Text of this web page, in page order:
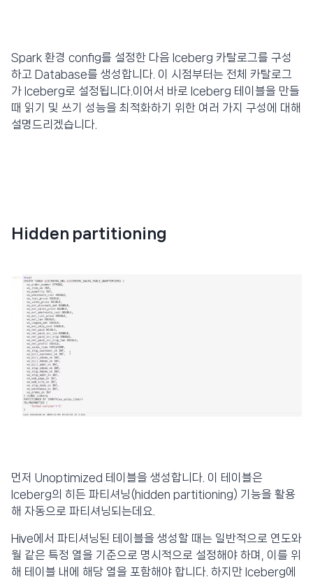
Spark 환경 config를 설정한 다음 Iceberg 카탈로그를 구성
하고 Database를 생성합니다. 이 시점부터는 전체 카탈로그
가 Iceberg로 설정됩니다.이어서 바로 Iceberg 테이블을 만들
때 읽기 및 쓰기 성능을 최적화하기 위한 여러 가지 구성에 대해
설명드리겠습니다.
Hidden partitioning
먼저 Unoptimized 테이블을 생성합니다. 이 테이블은
Iceberg의 히든 파티셔닝(hidden partitioning) 기능을 활용
해 자동으로 파티셔닝되는데요.
Hive에서 파티셔닝된 테이블을 생성할 때는 일반적으로 연도와
월 같은 특정 열을 기준으로 명시적으로 설정해야 하며, 이를 위
해 테이블 내에 해당 열을 포함해야 합니다. 하지만 Iceberg에